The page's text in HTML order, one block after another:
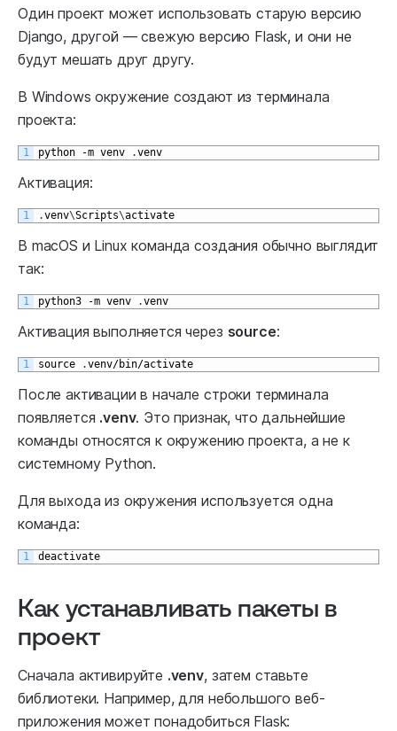
Один проект может использовать старую версию
Django, другой — свежую версию Flask, и они не
будут мешать друг другу.
В Windows окружение создают из терминала
проекта:
1 python -m venv .venv
Активация:
1 .venv\Scripts\activate
В macOS и Linux команда создания обычно выглядит
так:
1 python3 -m venv .venv
Активация выполняется через source:
1 source .venv/bin/activate
После активации в начале строки терминала
появляется .venv. Это признак, что дальнейшие
команды относятся к окружению проекта, а не к
системному Python.
Для выхода из окружения используется одна
команда:
1 deactivate
Как устанавливать пакеты в
проект
Сначала активируйте .venv, затем ставьте
библиотеки. Например, для небольшого веб-
приложения может понадобиться Flask: